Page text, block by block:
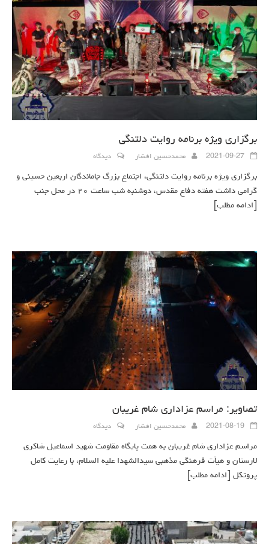
برگزاری ویژه برنامه روایت دلتنگی
2021-09-27 محمدحسین افشار دیدگاه
برگزاری ویژه برنامه روایت دلتنگی، اجتماع بزرگ جاماندگان اربعین حسینی و
گرامی داشت هفته دفاع مقدس، دوشنبه شب ساعت ۲۰ در محل جنب
[ادامه مطلب]
تصاویر: مراسم عزاداری شام غریبان
2021-08-19 محمدحسین افشار دیدگاه
مراسم عزاداری شام غریبان به همت پایگاه مقاومت شهید اسماعیل شاکری
لارستان و هیأت فرهنگی مذهبی سیدالشهدا علیه السلام، با رعایت کامل
پروتکل
[ادامه مطلب]